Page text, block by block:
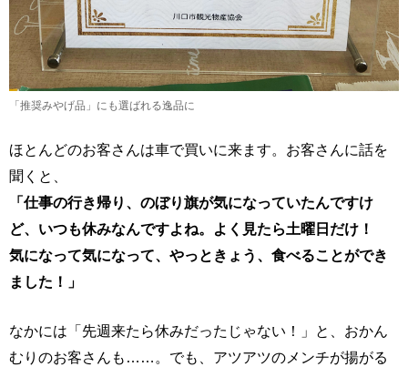
「推奨みやげ品」にも選ばれる逸品に
ほとんどのお客さんは車で買いに来ます。お客さんに話を
聞くと、
「仕事の行き帰り、のぼり旗が気になっていたんですけ
ど、いつも休みなんですよね。よく見たら土曜日だけ！
気になって気になって、やっときょう、食べることができ
ました！」
なかには「先週来たら休みだったじゃない！」と、おかん
むりのお客さんも……。でも、アツアツのメンチが揚がる